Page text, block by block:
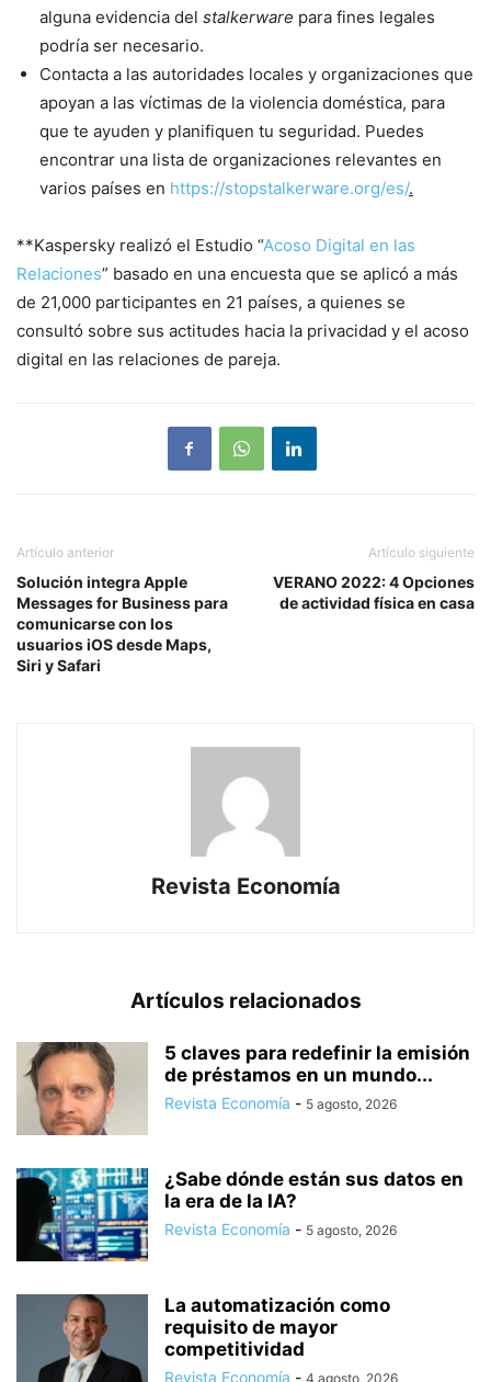
alguna evidencia del stalkerware para fines legales
podría ser necesario.
Contacta a las autoridades locales y organizaciones que
apoyan a las víctimas de la violencia doméstica, para
que te ayuden y planifiquen tu seguridad. Puedes
encontrar una lista de organizaciones relevantes en
varios países en https://stopstalkerware.org/es/.
**Kaspersky realizó el Estudio “Acoso Digital en las
Relaciones” basado en una encuesta que se aplicó a más
de 21,000 participantes en 21 países, a quienes se
consultó sobre sus actitudes hacia la privacidad y el acoso
digital en las relaciones de pareja.
Artículo anterior
Solución integra Apple
Messages for Business para
comunicarse con los
usuarios iOS desde Maps,
Siri y Safari
Artículo siguiente
VERANO 2022: 4 Opciones
de actividad física en casa
Revista Economía
Artículos relacionados
5 claves para redefinir la emisión
de préstamos en un mundo...
Revista Economía - 5 agosto, 2026
¿Sabe dónde están sus datos en
la era de la IA?
Revista Economía - 5 agosto, 2026
La automatización como
requisito de mayor
competitividad
Revista Economía - 4 agosto, 2026